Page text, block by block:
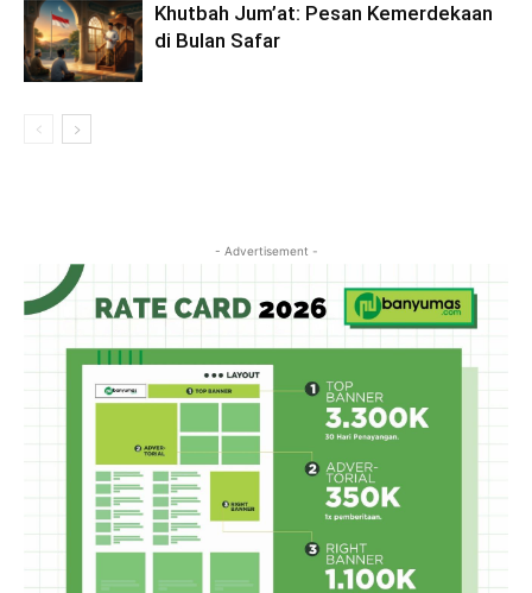
Khutbah Jum’at: Pesan Kemerdekaan
di Bulan Safar
- Advertisement -